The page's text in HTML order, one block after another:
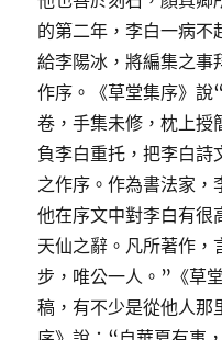
的第二年，李白一病不
給李陽冰，將編集之事
作序。《草堂集序》說
卷，手集未修，枕上授
負李白重托，把李白詩
之作序。作為書法家，
他在序文中對李白有很
天仙之辭。凡所著作
步，唯公一人。”《草
稿，有不少是從他人那